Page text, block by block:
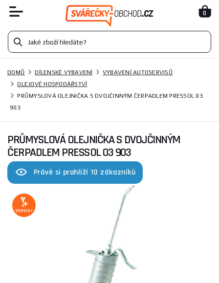
0
DOMŮ DÍLENSKÉ VYBAVENÍ
VYBAVENÍ AUTOSERVISŮ
OLEJOVÉ HOSPODÁŘSTVÍ
PRŮMYSLOVÁ OLEJNIČKA S DVOJČINNÝM ČERPADLEM PRESSOL 03
903
PRŮMYSLOVÁ OLEJNIČKA S DVOJČINNÝM
ČERPADLEM PRESSOL 03 903
Právě si prohlíží 10 zákazníků
SERVIS+